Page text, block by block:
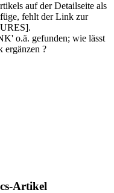
auf der Detailseite als
fehlt der Link zur
o.ä. gefunden; wie lässt
?
Artikel